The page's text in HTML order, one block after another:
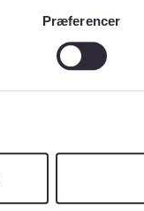
Præferencer